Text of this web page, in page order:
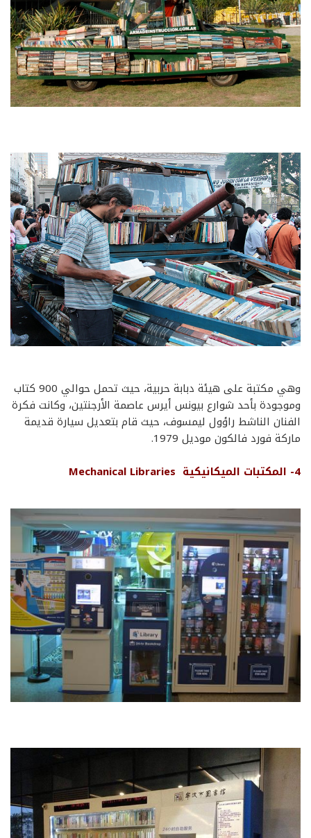
وهي مكتبة على هيئة دبابة حربية، حيث تحمل حوالي 900 كتاب
وموجودة بأحد شوارع بيونس أيرس عاصمة الأرجنتين، وكانت فكرة
الفنان الناشط راؤول ليمسوف، حيث قام بتعديل سيارة قديمة
ماركة فورد فالكون موديل 1979.
4- المكتبات الميكانيكية